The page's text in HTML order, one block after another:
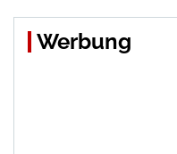
Werbung